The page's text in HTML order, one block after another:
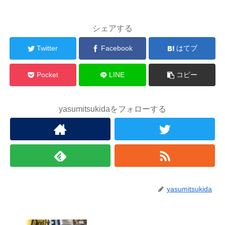
シェアする
Twitter Facebook はてブ
Pocket LINE コピー
yasumitsukidaをフォローする
yasumitsukida